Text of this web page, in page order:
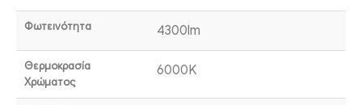
Φωτεινότητα 4300lm
Θερμοκρασία
Χρώματος
6000K